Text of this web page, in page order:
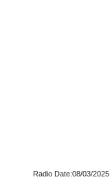
Radio Date:08/03/2025